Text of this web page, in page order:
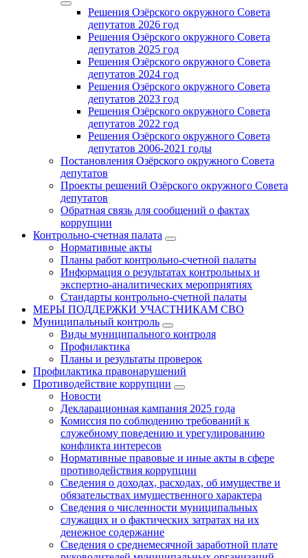
Решения Озёрского окружного Совета
депутатов 2026 год
Решения Озёрского окружного Совета
депутатов 2025 год
Решения Озёрского окружного Совета
депутатов 2024 год
Решения Озёрского окружного Совета
депутатов 2023 год
Решения Озёрского окружного Совета
депутатов 2022 год
Решения Озёрского окружного Совета
депутатов 2006-2021 годы
Постановления Озёрского окружного Совета
депутатов
Проекты решений Озёрского окружного Совета
депутатов
Обратная связь для сообщений о фактах
коррупции
Контрольно-счетная палата
Нормативные акты
Планы работ контрольно-счетной палаты
Информация о результатах контрольных и
экспертно-аналитических мероприятиях
Стандарты контрольно-счетной палаты
МЕРЫ ПОДДЕРЖКИ УЧАСТНИКАМ СВО
Муниципальный контроль
Виды муниципального контроля
Профилактика
Планы и результаты проверок
Профилактика правонарушений
Противодействие коррупции
Новости
Декларационная кампания 2025 года
Комиссия по соблюдению требований к
служебному поведению и урегулированию
конфликта интересов
Нормативные правовые и иные акты в сфере
противодействия коррупции
Сведения о доходах, расходах, об имуществе и
обязательствах имущественного характера
Сведения о численности муниципальных
служащих и о фактических затратах на их
денежное содержание
Сведения о среднемесячной заработной плате